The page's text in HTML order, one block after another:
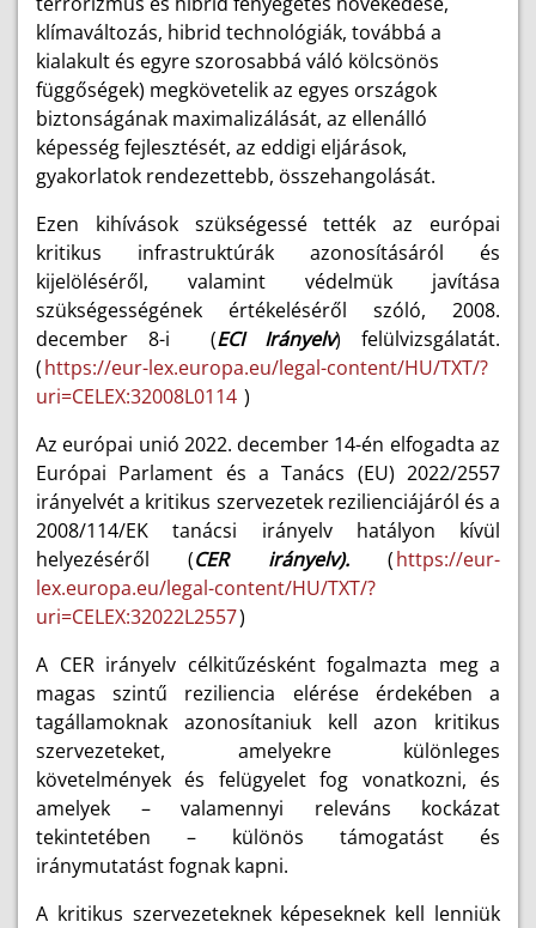
klímaváltozás, hibrid technológiák, továbbá a
kialakult és egyre szorosabbá váló kölcsönös
függőségek) megkövetelik az egyes országok
biztonságának maximalizálását, az ellenálló
képesség fejlesztését, az eddigi eljárások,
gyakorlatok rendezettebb, összehangolását.
Ezen kihívások szükségessé tették az európai
kritikus infrastruktúrák azonosításáról és
kijelöléséről, valamint védelmük javítása
szükségességének értékeléséről szóló, 2008.
december 8-i (ECI Irányelv) felülvizsgálatát.
(https://eur-lex.europa.eu/legal-content/HU/TXT/?
uri=CELEX:32008L0114 )
Az európai unió 2022. december 14-én elfogadta az
Európai Parlament és a Tanács (EU) 2022/2557
irányelvét a kritikus szervezetek rezilienciájáról és a
2008/114/EK tanácsi irányelv hatályon kívül
helyezéséről (CER irányelv).(https://eur-
lex.europa.eu/legal-content/HU/TXT/?
uri=CELEX:32022L2557)
A CER irányelv célkitűzésként fogalmazta meg a
magas szintű reziliencia elérése érdekében a
tagállamoknak azonosítaniuk kell azon kritikus
szervezeteket, amelyekre különleges
követelmények és felügyelet fog vonatkozni, és
amelyek – valamennyi releváns kockázat
tekintetében – különös támogatást és
iránymutatást fognak kapni.
A kritikus szervezeteknek képeseknek kell lenniük